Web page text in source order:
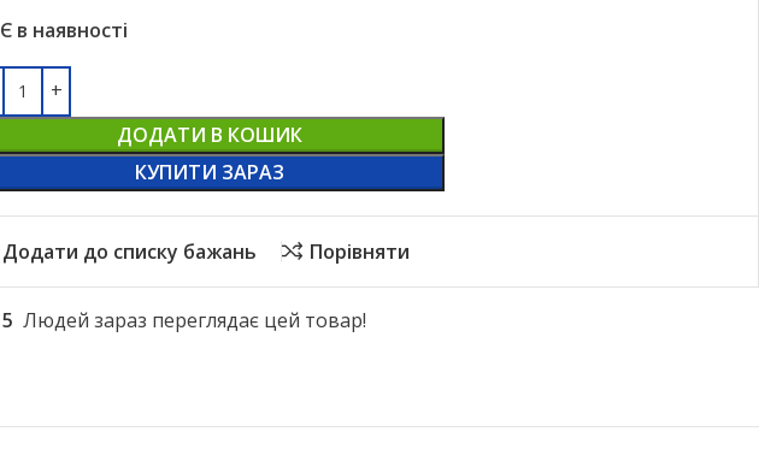
Є в наявності
ДОДАТИ В КОШИК
КУПИТИ ЗАРАЗ
Додати до списку бажань Порівняти
5 Людей зараз переглядає цей товар!